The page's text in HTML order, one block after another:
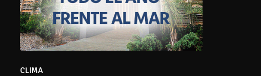
CLIMA